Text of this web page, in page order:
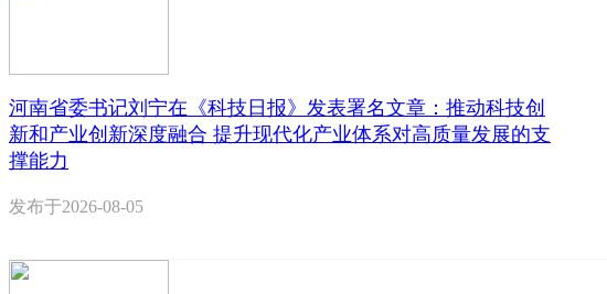
河南省委书记刘宁在《科技日报》发表署名文章：推动科技创
新和产业创新深度融合 提升现代化产业体系对高质量发展的支
撑能力
发布于2026-08-05